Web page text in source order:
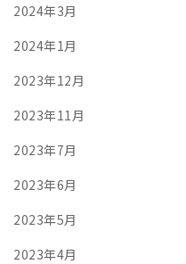
2024年3月
2024年1月
2023年12月
2023年11月
2023年7月
2023年6月
2023年5月
2023年4月